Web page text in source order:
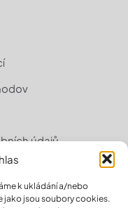
k ukládání a/nebo
jako jsou soubory cookies.
údajů